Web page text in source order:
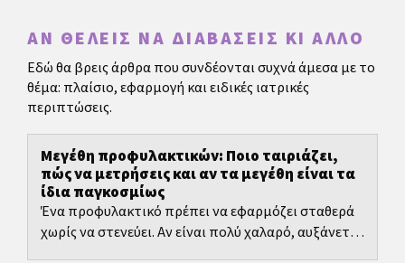
ΑΝ ΘΈΛΕΙΣ ΝΑ ΔΙΑΒΆΣΕΙΣ ΚΙ ΆΛΛΟ
Εδώ θα βρεις άρθρα που συνδέονται συχνά άμεσα με το
θέμα: πλαίσιο, εφαρμογή και ειδικές ιατρικές
περιπτώσεις.
Μεγέθη προφυλακτικών: Ποιο ταιριάζει,
πώς να μετρήσεις και αν τα μεγέθη είναι τα
ίδια παγκοσμίως
Ένα προφυλακτικό πρέπει να εφαρμόζει σταθερά
χωρίς να στενεύει. Αν είναι πολύ χαλαρό, αυξάνεται